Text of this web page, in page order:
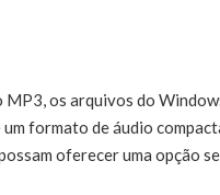
os arquivos do
formato de áudio
oferecer uma opção